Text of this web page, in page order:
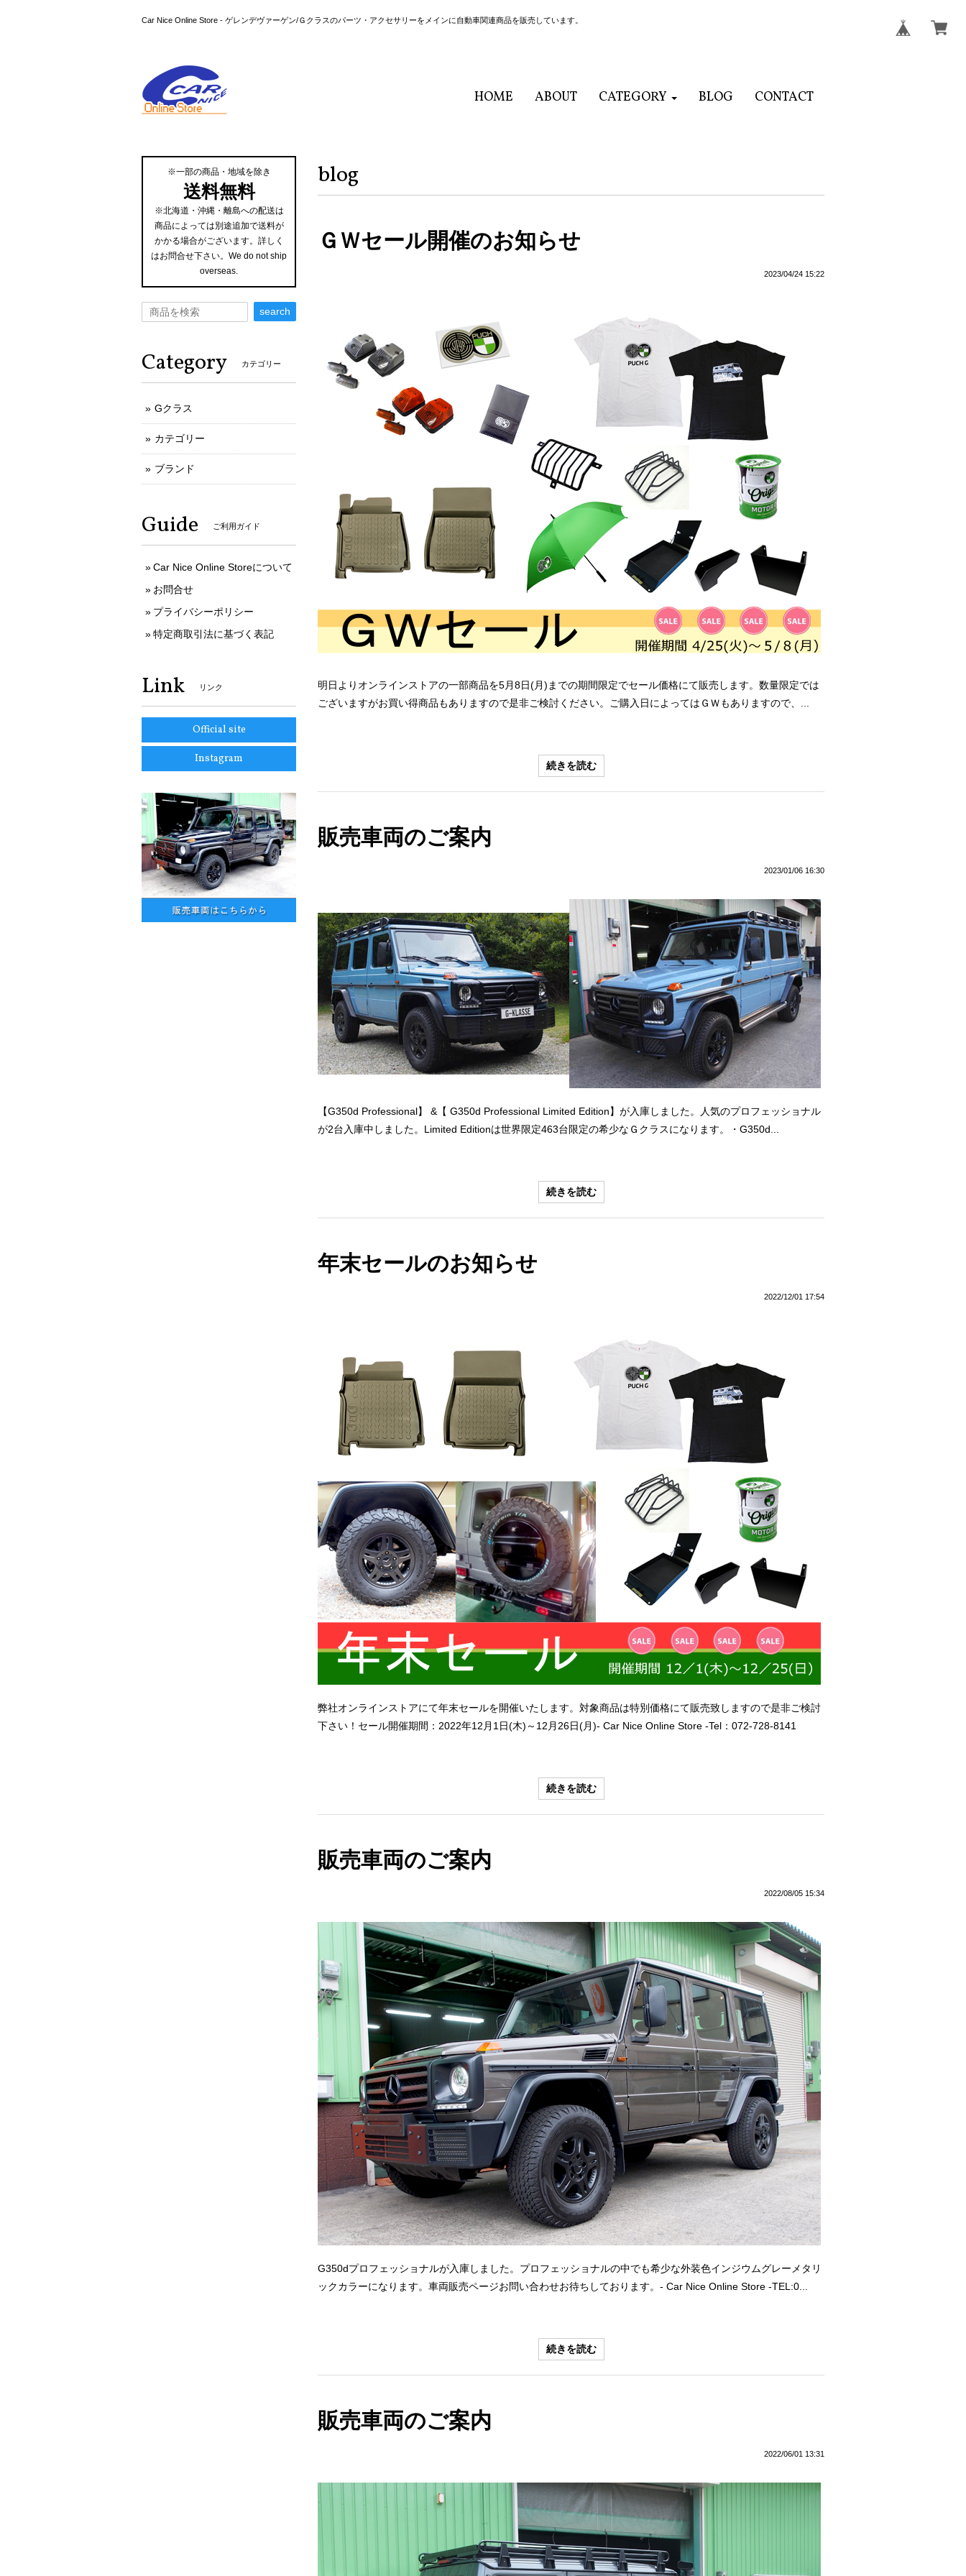
Car Nice Online Store - ゲレンデヴァーゲン/Ｇクラスのパーツ・アクセサリーをメインに自動車関連商品を販売しています。
HOME ABOUT CATEGORY BLOG CONTACT
blog
ＧＷセール開催のお知らせ
2023/04/24 15:22
明日よりオンラインストアの一部商品を5月8日(月)までの期間限定でセール価格にて販売します。数量限定では
ございますがお買い得商品もありますので是非ご検討ください。ご購入日によってはＧＷもありますので、...
続きを読む
販売車両のご案内
2023/01/06 16:30
【G350d Professional】 &【 G350d Professional Limited Edition】が入庫しました。人気のプロフェッショナル
が2台入庫中しました。Limited Editionは世界限定463台限定の希少なＧクラスになります。・G350d...
続きを読む
年末セールのお知らせ
2022/12/01 17:54
弊社オンラインストアにて年末セールを開催いたします。対象商品は特別価格にて販売致しますので是非ご検討
下さい！セール開催期間：2022年12月1日(木)～12月26日(月)- Car Nice Online Store -Tel：072-728-8141
続きを読む
販売車両のご案内
2022/08/05 15:34
G350dプロフェッショナルが入庫しました。プロフェッショナルの中でも希少な外装色インジウムグレーメタリ
ックカラーになります。車両販売ページお問い合わせお待ちしております。- Car Nice Online Store -TEL:0...
続きを読む
販売車両のご案内
2022/06/01 13:31
※一部の商品・地域を除き
送料無料
※北海道・沖縄・離島への配送は
商品によっては別途追加で送料が
かかる場合がございます。詳しく
はお問合せ下さい。We do not ship
overseas.
search
Category カテゴリー
Gクラス
カテゴリー
ブランド
Guide ご利用ガイド
Car Nice Online Storeについて
お問合せ
プライバシーポリシー
特定商取引法に基づく表記
Link リンク
Official site
Instagram